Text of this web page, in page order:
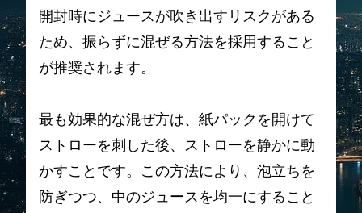
開封時にジュースが吹き出すリスクがある
ため、振らずに混ぜる方法を採用すること
が推奨されます。
最も効果的な混ぜ方は、紙パックを開けて
ストローを刺した後、ストローを静かに動
かすことです。この方法により、泡立ちを
防ぎつつ、中のジュースを均一にすること